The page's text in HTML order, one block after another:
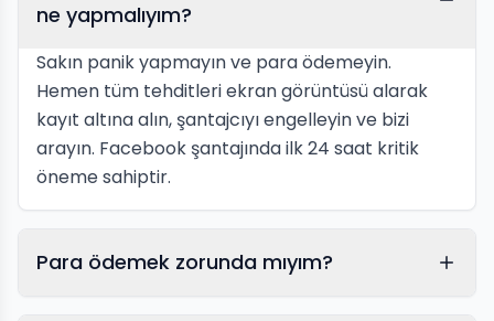
ne yapmalıyım?
Sakın panik yapmayın ve para ödemeyin.
Hemen tüm tehditleri ekran görüntüsü alarak
kayıt altına alın, şantajcıyı engelleyin ve bizi
arayın. Facebook şantajında ilk 24 saat kritik
öneme sahiptir.
Para ödemek zorunda mıyım?